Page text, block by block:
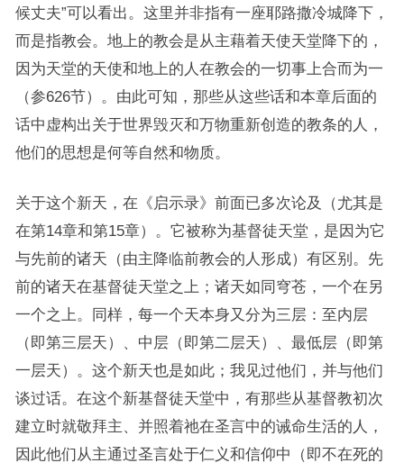
候丈夫”可以看出。这里并非指有一座耶路撒冷城降下，
而是指教会。地上的教会是从主藉着天使天堂降下的，
因为天堂的天使和地上的人在教会的一切事上合而为一
（参626节）。由此可知，那些从这些话和本章后面的
话中虚构出关于世界毁灭和万物重新创造的教条的人，
他们的思想是何等自然和物质。
关于这个新天，在《启示录》前面已多次论及（尤其是
在第14章和第15章）。它被称为基督徒天堂，是因为它
与先前的诸天（由主降临前教会的人形成）有区别。先
前的诸天在基督徒天堂之上；诸天如同穹苍，一个在另
一个之上。同样，每一个天本身又分为三层：至内层
（即第三层天）、中层（即第二层天）、最低层（即第
一层天）。这个新天也是如此；我见过他们，并与他们
谈过话。在这个新基督徒天堂中，有那些从基督教初次
建立时就敬拜主、并照着祂在圣言中的诫命生活的人，
因此他们从主通过圣言处于仁义和信仰中（即不在死的